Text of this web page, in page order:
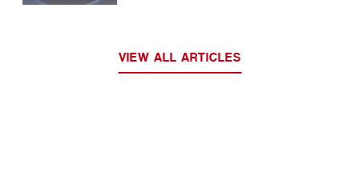
VIEW ALL ARTICLES